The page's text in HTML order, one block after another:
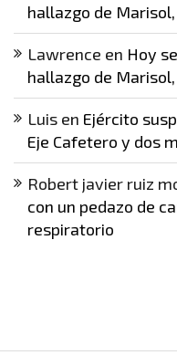
hallazgo de
Lawrence en Hoy
hallazgo de
Luis en Ejército
Eje Cafetero y dos
Robert javier ruiz
con un pedazo de
respiratorio